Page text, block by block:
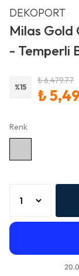
DEKOPORT
Milas Gold
- Temperli
%15
₺ 6,479.77
₺
Renk